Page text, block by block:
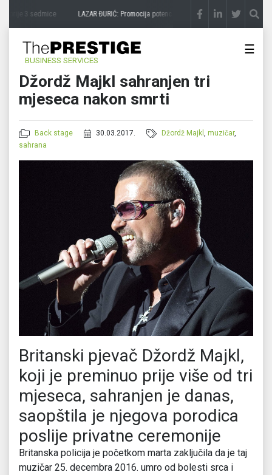
prije 3 sedmice LAZAR ĐURIĆ: Promocija potencijal pretvara u destinaciju prije 3
BUSINESS SERVICES
☰
Džordž Majkl sahranjen tri
mjeseca nakon smrti
Back stage 30.03.2017. Džordž Majkl,muzičar,
sahrana
Britanski pjevač Džordž Majkl,
koji je preminuo prije više od tri
mjeseca, sahranjen je danas,
saopštila je njegova porodica
poslije privatne ceremonije
Britanska policija je početkom marta zaključila da je taj
muzičar 25. decembra 2016. umro od bolesti srca i